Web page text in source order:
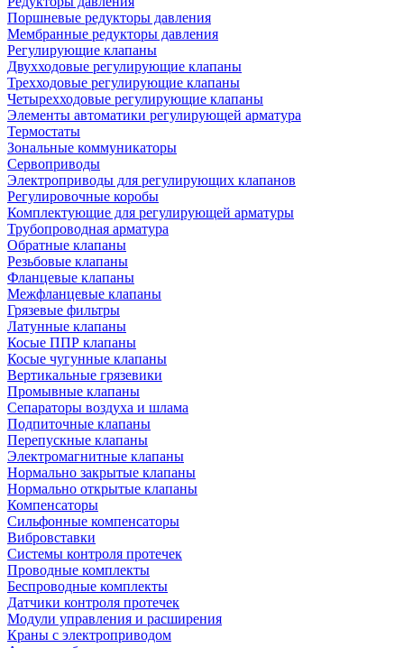
Поршневые редукторы давления
Мембранные редукторы давления
Регулирующие клапаны
Двухходовые регулирующие клапаны
Трехходовые регулирующие клапаны
Четырехходовые регулирующие клапаны
Элементы автоматики регулирующей арматура
Термостаты
Зональные коммуникаторы
Сервоприводы
Электроприводы для регулирующих клапанов
Регулировочные коробы
Комплектующие для регулирующей арматуры
Трубопроводная арматура
Обратные клапаны
Резьбовые клапаны
Фланцевые клапаны
Межфланцевые клапаны
Грязевые фильтры
Латунные клапаны
Косые ППР клапаны
Косые чугунные клапаны
Вертикальные грязевики
Промывные клапаны
Сепараторы воздуха и шлама
Подпиточные клапаны
Перепускные клапаны
Электромагнитные клапаны
Нормально закрытые клапаны
Нормально открытые клапаны
Компенсаторы
Сильфонные компенсаторы
Вибровставки
Системы контроля протечек
Проводные комплекты
Беспроводные комплекты
Датчики контроля протечек
Модули управления и расширения
Краны с электроприводом